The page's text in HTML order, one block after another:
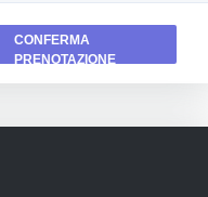
CONFERMA
PRENOTAZIONE